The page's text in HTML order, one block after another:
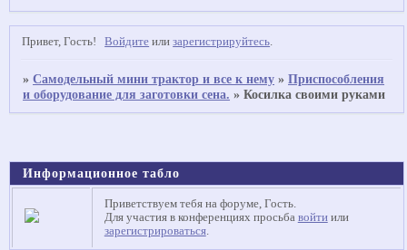
Привет, Гость! Войдите илизарегистрируйтесь.
»Самодельный мини трактор и все к нему »Приспособления
и оборудование для заготовки сена. »Косилка своими руками
Информационное табло
Приветствуем тебя на форуме, Гость.
Для участия в конференциях просьба войтиили
зарегистрироваться.